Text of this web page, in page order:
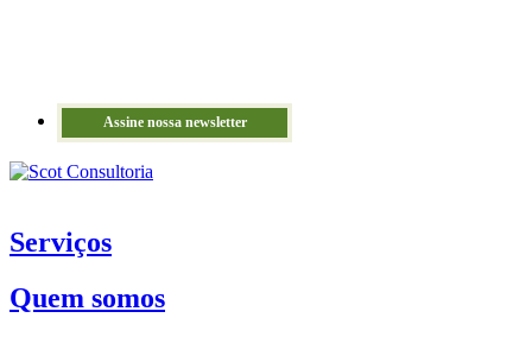
Assine nossa newsletter
Serviços
Quem somos